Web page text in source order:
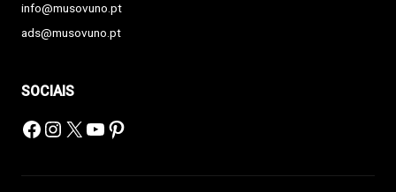
info@musovuno.pt
ads@musovuno.pt
SOCIAIS
Facebook
Instagram
X YouTube
Pinterest